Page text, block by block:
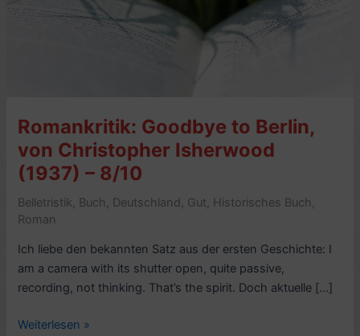
Romankritik: Goodbye to Berlin,
von Christopher Isherwood
(1937) – 8/10
Belletristik, Buch , Deutschland, Gut, Historisches Buch ,
Roman
Ich liebe den bekannten Satz aus der ersten Geschichte: I
am a camera with its shutter open, quite passive,
recording, not thinking. That’s the spirit. Doch aktuelle […]
Romankritik:
Weiterlesen »